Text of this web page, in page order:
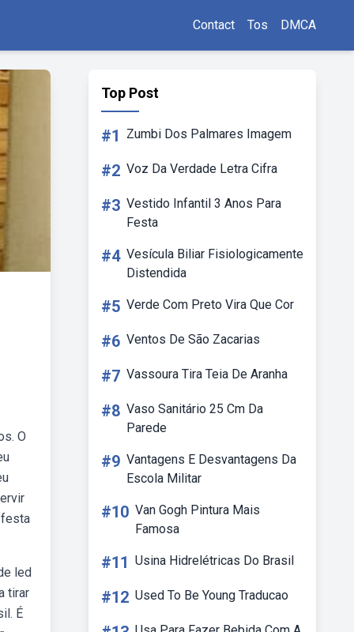
Contact Tos DMCA
O
festa
led
tirar
É
Top Post
#1 Zumbi Dos Palmares Imagem
#2 Voz Da Verdade Letra Cifra
#3 Vestido Infantil 3 Anos Para
Festa
#4 Vesícula Biliar Fisiologicamente
Distendida
#5 Verde Com Preto Vira Que Cor
#6 Ventos De São Zacarias
#7 Vassoura Tira Teia De Aranha
#8 Vaso Sanitário 25 Cm Da
Parede
#9 Vantagens E Desvantagens Da
Escola Militar
#10 Van Gogh Pintura Mais
Famosa
#11 Usina Hidrelétricas Do Brasil
#12 Used To Be Young Traducao